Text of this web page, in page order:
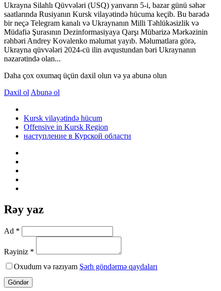
Ukrayna Silahlı Qüvvələri (USQ) yanvarın 5-i, bazar günü səhər
saatlarında Rusiyanın Kursk vilayətində hücuma keçib. Bu barədə
bir neçə Telegram kanalı və Ukraynanın Milli Təhlükəsizlik və
Müdafiə Şurasının Dezinformasiyaya Qarşı Mübarizə Mərkəzinin
rəhbəri Andrey Kovalenko məlumat yayıb. Məlumatlara görə,
Ukrayna qüvvələri 2024-cü ilin avqustundan bəri Ukraynanın
nəzarətində olan...
Daha çox oxumaq üçün daxil olun və ya abunə olun
Daxil ol Abunə ol
Kursk vilayətində hücum
Offensive in Kursk Region
наступление в Курской области
Rəy yaz
Ad *
Rəyiniz *
Oxudum və razıyam Şərh göndərmə qaydaları
Göndər